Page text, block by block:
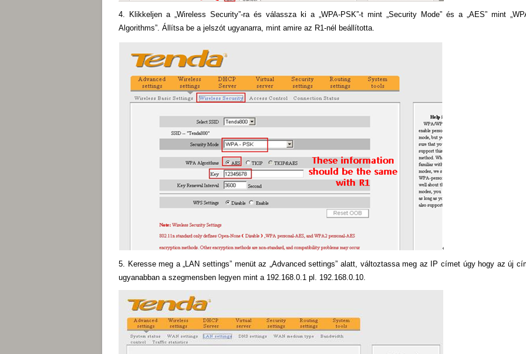
4. Klikkeljen a „Wireless Security”-ra és válassza ki a „WPA-PSK”-t mint „Security Mode” és a „AES” mint
Algorithms”. Állítsa be a jelszót ugyanarra, mint amire az R1-nél beállította.
5. Keresse meg a „LAN settings” menüt az „Advanced settings” alatt, változtassa meg az IP címet úgy hogy az új
ugyanabban a szegmensben legyen mint a 192.168.0.1 pl. 192.168.0.10.